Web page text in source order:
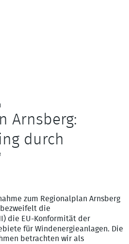
Arnsberg:
durch
zum Regionalplan Arnsberg
die
die EU-Konformität der
für Windenergieanlagen. Die
betrachten wir als